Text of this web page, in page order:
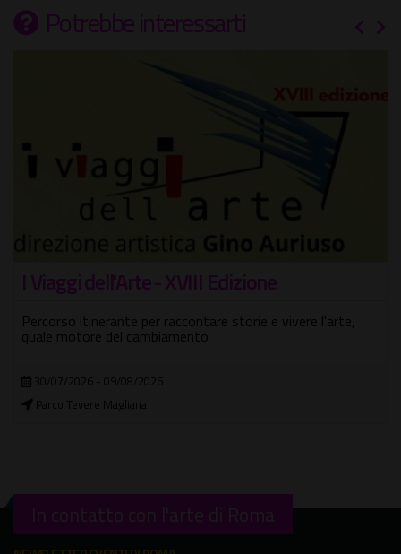
Potrebbe interessarti
I Viaggi dell'Arte - XVIII Edizione
Percorso itinerante per raccontare storie e vivere l'arte,
quale motore del cambiamento
30/07/2026 - 09/08/2026
Parco Tevere Magliana
In contatto con l'arte di Roma